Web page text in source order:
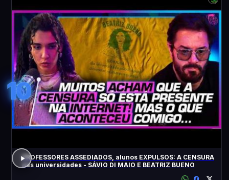
10
PROFESSORES ASSEDIADOS, alunos EXPULSOS: A CENSURA
nas universidades - SÁVIO DI MAIO E BEATRIZ BUENO